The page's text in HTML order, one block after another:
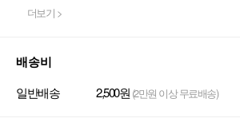
더보기 >
배송비
일반배송 2,500원 (2만원 이상 무료배송)